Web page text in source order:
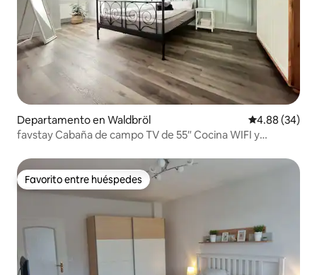
Departamento en Waldbröl Calificación
4.88 (34)
favstay Cabaña de campo TV de 55″ Cocina WIFI y
Favorito entre huéspedes
Favorito entre huéspedes